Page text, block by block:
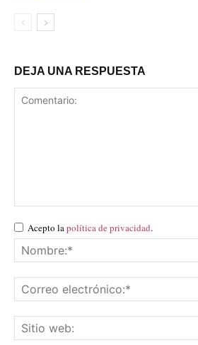
DEJA UNA RESPUESTA
Acepto lapolítica de privacidad.